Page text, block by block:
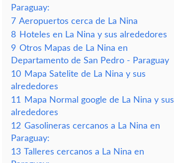
Paraguay:
7 Aeropuertos cerca de La Nina
8 Hoteles en La Nina y sus alrededores
9 Otros Mapas de La Nina en
Departamento de San Pedro - Paraguay
10 Mapa Satelite de La Nina y sus
alrededores
11
Mapa Normal google de La Nina y sus
alrededores
12 Gasolineras cercanos a La Nina en
Paraguay:
13 Talleres cercanos a La Nina en